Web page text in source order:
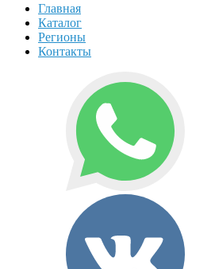
Главная
Каталог
Регионы
Контакты